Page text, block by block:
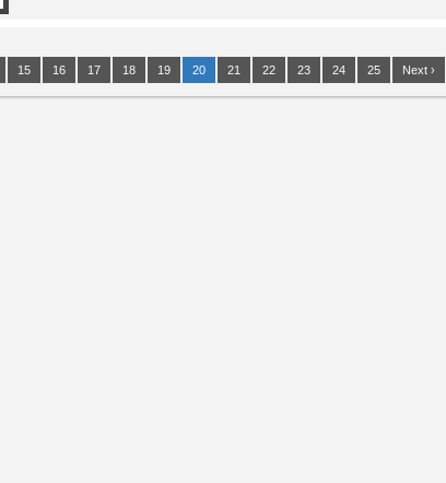
15 16 17 18 19 20 21 22 23 24 25 Next ›